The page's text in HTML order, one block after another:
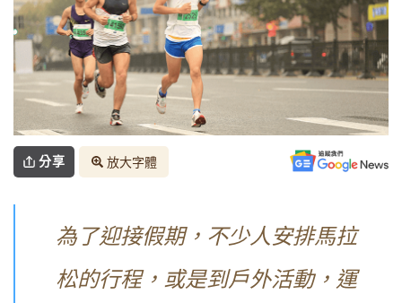
分享 放大字體
為了迎接假期，不少人安排馬拉
松的行程，或是到戶外活動，運